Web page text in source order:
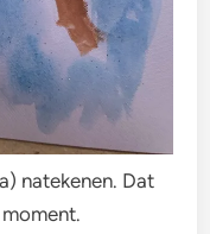
natekenen. Dat